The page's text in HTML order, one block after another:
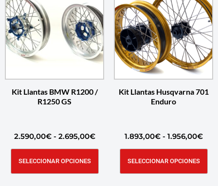
Kit Llantas BMW R1200 /
R1250 GS
2.590,00€ - 2.695,00€
SELECCIONAR OPCIONES
Kit Llantas Husqvarna 701
Enduro
1.893,00€ - 1.956,00€
SELECCIONAR OPCIONES